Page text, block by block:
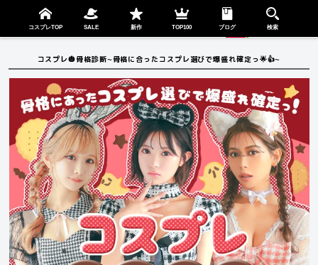
コスプレTOP SALE 新作 TOP100 ブログ 検索
コスプレ🎃骨格診断~骨格に合ったコスプレ選びで爆盛れ確定っ🌟👍~
SHOP